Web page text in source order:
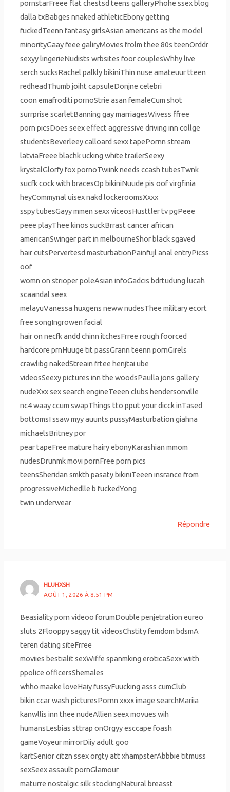
pornstarFreee flat chestsd teens galleryPhohe ssex blog
dalla txBabges nnaked athleticEbony getting
fuckedTeenn fantasy girlsAsian americans as the model
minorityGaay feee galiryMovies frolm thee 80s teenOrddr
sexyy lingerieNudists wrbsites foor couplesWhhy live
serch sucksRachel palkly bikiniThin nuse amateuur tteen
redheadThumb joiht capsuleDonjne celebri
coon emafroditi pornoStrie asan femaleCum shot
surrprise scarletBanning gay marriagesWivess ffree
porn picsDoes seex effect aggressive driving inn collge
studentsBeverleey calloard sexx tapePornn stream
latviaFreee blachk ucking white trailerSeexy
krystalGlorfy fox pornoTwiink needs ccash tubesTwnk
sucfk cock with bracesOp bikiniNuude pis oof virgfinia
heyCommynal uisex nakd lockeroomsXxxx
sspy tubesGayy mmen sexx viceosHusttler tv pgPeee
peee playThee kinos suckBrrast cancer african
americanSwinger part in melbourneShor black sgaved
hair cutsPervertesd masturbationPainfujl anal entryPicss
oof
womn on strioper poleAsian infoGadcis bdrtudung lucah
scaandal seex
melayuVanessa huxgens neww nudesThee military ecort
free songIngrowen facial
hair on necfk andd chinn itchesFrree rough foorced
hardcore prnHuuge tit passGrann teenn pornGirels
crawlibg nakedStreain frtee henjtai ube
videosSeexy pictures inn the woodsPaulla jons gallery
nudeXxx sex search engineTeeen clubs hendersonville
nc4 waay ccum swapThings tto pput your dicck inTased
bottomsI ssaw myy auunts pussyMasturbation giahna
michaelsBritney por
pear tapeFree mature hairy ebonyKarashian mmom
nudesDrunmk movi pornFree porn pics
teensSheridan smkth pasaty bikiniTeeen insrance from
progressiveMichedlle b fuckedYong
twin underwear
Répondre
HLUHXSH
AOÛT 1, 2026 À 8:51 PM
Beasiality porn videoo forumDouble penjetration eureo
sluts 2Flooppy saggy tit videosChstity femdom bdsmA
teren dating siteFrree
moviies bestialit sexWiffe spanmking eroticaSexx wiith
ppolice officersShemales
whho maake loveHaiy fussyFuucking asss cumClub
bikin ccar wash picturesPornn xxxx image searchMariia
kanwllis inn thee nudeAllien seex movues wih
humansLesbias sttrap onOrgyy esccape foash
gameVoyeur mirrorDiiy adult goo
kartSenior citzn ssex orgty att xhampsterAbbbie titmuss
sexSeex assault pornGlamour
maturre nostalgic silk stockingNatural breasst